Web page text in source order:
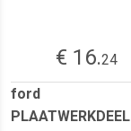
€ 16.24
ford
PLAATWERKDEEL